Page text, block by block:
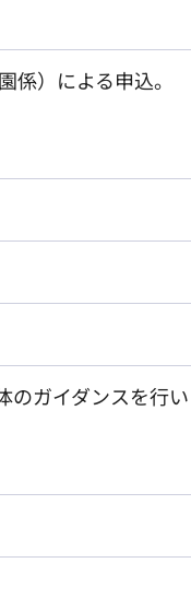
）による申込。
ガイダンスを行い